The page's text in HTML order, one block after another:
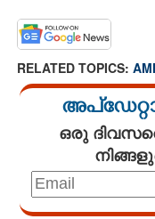
RELATED TOPICS:
ഒരു